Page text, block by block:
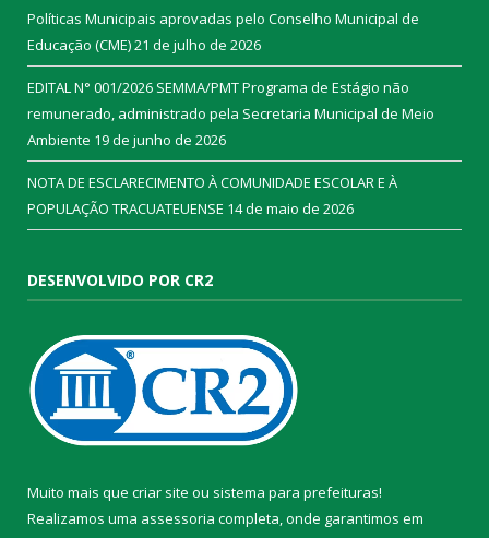
Políticas Municipais aprovadas pelo Conselho Municipal de
Educação (CME)21 de julho de 2026
EDITAL N° 001/2026 SEMMA/PMT Programa de Estágio não
remunerado, administrado pela Secretaria Municipal de Meio
Ambiente 19 de junho de 2026
NOTA DE ESCLARECIMENTO À COMUNIDADE ESCOLAR E À
POPULAÇÃO TRACUATEUENSE 14 de maio de 2026
DESENVOLVIDO POR CR2
Muito mais que criar site ou sistema para prefeituras!
Realizamos uma assessoria completa, onde garantimos em